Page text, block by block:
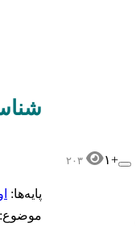
+۱ ۲۰۳
پایه‌ها:
موضوع: